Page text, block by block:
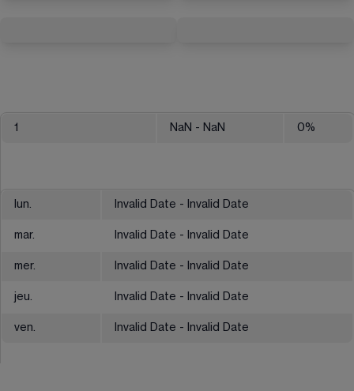
1 NaN - NaN 0%
lun. Invalid Date - Invalid Date
mar. Invalid Date - Invalid Date
mer. Invalid Date - Invalid Date
jeu. Invalid Date - Invalid Date
ven. Invalid Date - Invalid Date